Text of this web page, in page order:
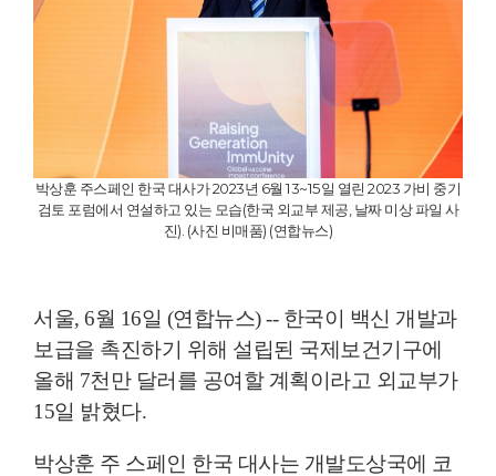
박상훈 주스페인 한국 대사가 2023년 6월 13~15일 열린 2023 가비 중기
검토 포럼에서 연설하고 있는 모습(한국 외교부 제공, 날짜 미상 파일 사
진). (사진 비매품) (연합뉴스)
서울, 6월 16일 (연합뉴스) -- 한국이 백신 개발과
보급을 촉진하기 위해 설립된 국제보건기구에
올해 7천만 달러를 공여할 계획이라고 외교부가
15일 밝혔다.
박상훈 주 스페인 한국 대사는 개발도상국에 코